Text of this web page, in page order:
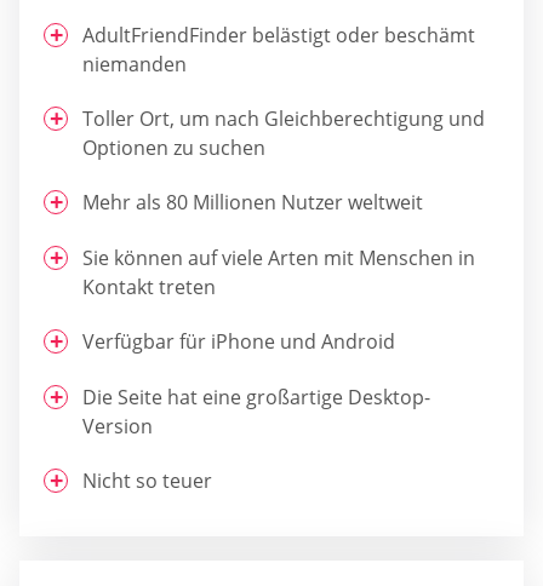
AdultFriendFinder belästigt oder beschämt
niemanden
Toller Ort, um nach Gleichberechtigung und
Optionen zu suchen
Mehr als 80 Millionen Nutzer weltweit
Sie können auf viele Arten mit Menschen in
Kontakt treten
Verfügbar für iPhone und Android
Die Seite hat eine großartige Desktop-
Version
Nicht so teuer